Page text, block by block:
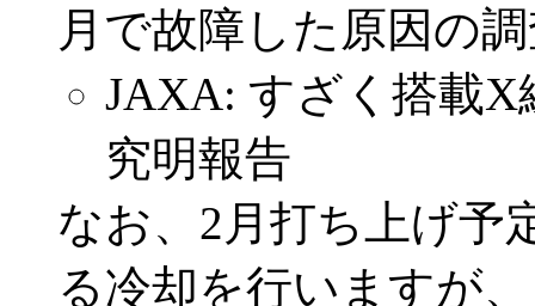
月で故障した原因の
JAXA: すざく搭載X
究明報告
なお、2月打ち上げ予
る冷却を行いますが